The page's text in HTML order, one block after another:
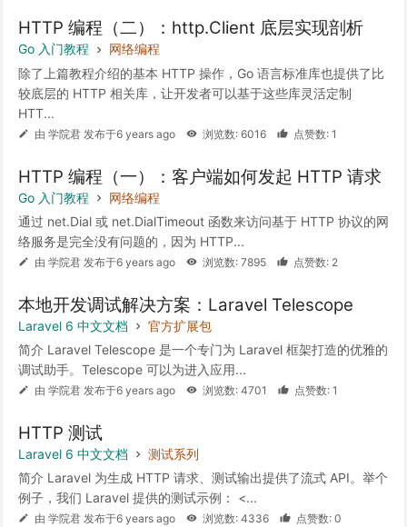
HTTP 编程（二）：http.Client 底层实现剖析
Go 入门教程
网络编程
除了上篇教程介绍的基本 HTTP 操作，Go 语言标准库也提供了比
较底层的 HTTP 相关库，让开发者可以基于这些库灵活定制
HTT...
由 学院君 发布于6 years ago 浏览数: 6016 点赞数: 1
HTTP 编程（一）：客户端如何发起 HTTP 请求
Go 入门教程
网络编程
通过 net.Dial 或 net.DialTimeout 函数来访问基于 HTTP 协议的网
络服务是完全没有问题的，因为 HTTP...
由 学院君 发布于6 years ago 浏览数: 7895 点赞数: 2
本地开发调试解决方案：Laravel Telescope
Laravel 6 中文文档
官方扩展包
简介 Laravel Telescope 是一个专门为 Laravel 框架打造的优雅的
调试助手。Telescope 可以为进入应用...
由 学院君 发布于6 years ago 浏览数: 4701 点赞数: 1
HTTP 测试
Laravel 6 中文文档
测试系列
简介 Laravel 为生成 HTTP 请求、测试输出提供了流式 API。举个
例子，我们 Laravel 提供的测试示例： <...
由 学院君 发布于6 years ago 浏览数: 4336 点赞数: 0